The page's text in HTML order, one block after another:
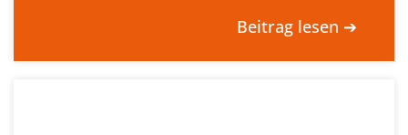
Beitrag lesen ➔